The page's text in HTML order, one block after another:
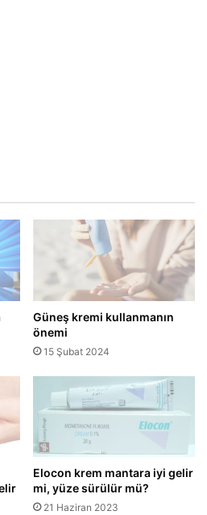
Güneş kremi kullanmanın
önemi
15 Şubat 2024
Elocon krem mantara iyi gelir
mi, yüze sürülür mü?
21 Haziran 2023